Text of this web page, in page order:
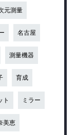
元測量
名古屋
測量機器
育成
ト ミラー
美恵